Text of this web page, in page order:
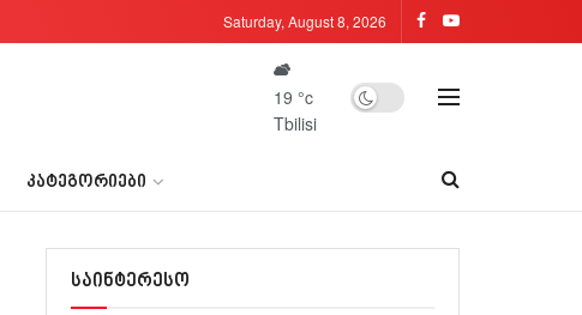
Saturday, August 8, 2026
19 °c
Tbilisi
ᲙᲐᲢᲔᲒᲝᲠᲘᲔᲑᲘ
საინტერესო